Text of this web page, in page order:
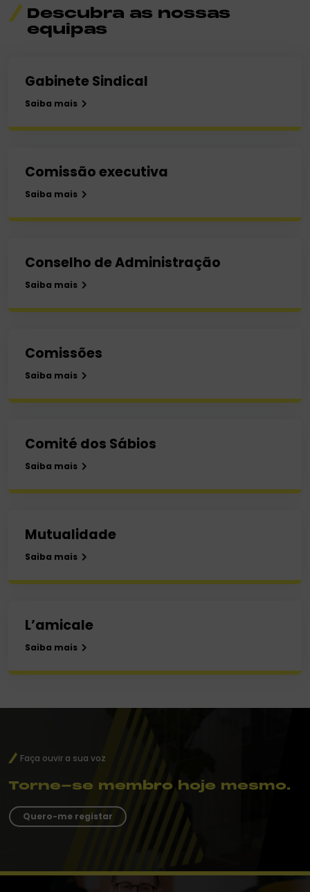
Descubra as nossas
equipas
Gabinete Sindical
Saiba mais
Comissão executiva
Saiba mais
Conselho de Administração
Saiba mais
Comissões
Saiba mais
Comité dos Sábios
Saiba mais
Mutualidade
Saiba mais
L’amicale
Saiba mais
Faça ouvir a sua voz
Torne-se membro hoje mesmo.
Quero-me registar